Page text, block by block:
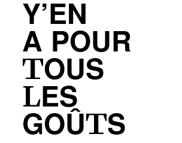
Y’EN
A POUR
TOUS
LES
GOÛTS